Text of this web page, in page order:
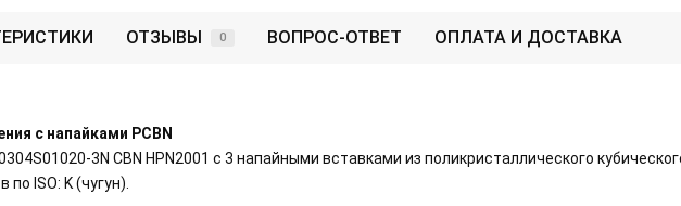
ОТЗЫВЫ 0 ВОПРОС-ОТВЕТ ОПЛАТА И ДОСТАВКА
с напайками PCBN
3N CBN HPN2001 с 3 напайными вставками из поликристаллического
ISO: K (чугун).